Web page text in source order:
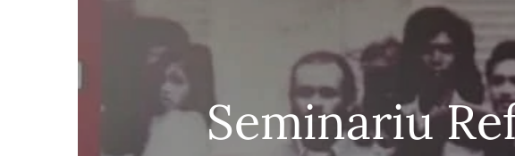
Seminariu